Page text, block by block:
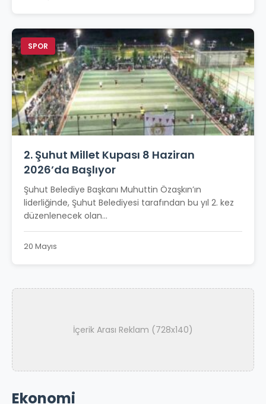
SPOR
2. Şuhut Millet Kupası 8 Haziran
2026’da Başlıyor
Şuhut Belediye Başkanı Muhuttin Özaşkın’ın
liderliğinde, Şuhut Belediyesi tarafından bu yıl 2. kez
düzenlenecek olan...
20 Mayıs
İçerik Arası Reklam (728x140)
Ekonomi